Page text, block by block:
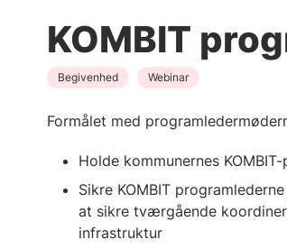
KOMBIT
Begivenhed Webinar
Formålet med
Holde kommunernes
Sikre KOMBIT programlederne
at sikre tværgående
infrastruktur